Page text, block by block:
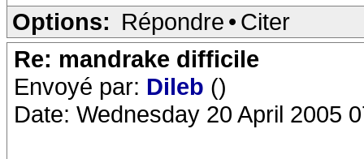
Options: Répondre • Citer
Re: mandrake difficile
Envoyé par: Dileb ()
Date: Wednesday 20 April 2005